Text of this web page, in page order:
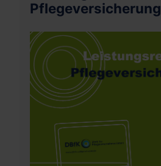
Pflegeversicherung